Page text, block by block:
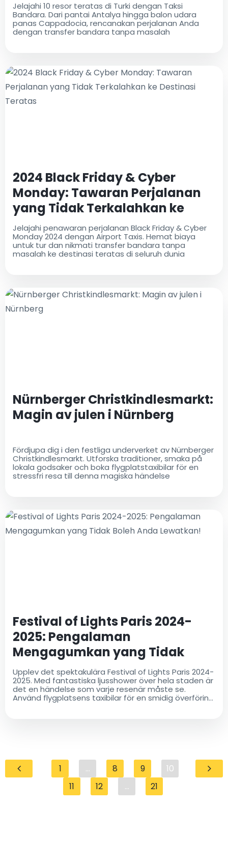
Jelajahi 10 resor teratas di Turki dengan Taksi
Bandara. Dari pantai Antalya hingga balon udara
panas Cappadocia, rencanakan perjalanan Anda
dengan transfer bandara tanpa masalah
2024 Black Friday & Cyber
Monday: Tawaran Perjalanan
yang Tidak Terkalahkan ke
Destinasi Teratas
Jelajahi penawaran perjalanan Black Friday & Cyber
Monday 2024 dengan Airport Taxis. Hemat biaya
untuk tur dan nikmati transfer bandara tanpa
masalah ke destinasi teratas di seluruh dunia
Nürnberger Christkindlesmarkt:
Magin av julen i Nürnberg
Fördjupa dig i den festliga underverket av Nürnberger
Christkindlesmarkt. Utforska traditioner, smaka på
lokala godsaker och boka flygplatstaxibilar för en
stressfri resa till denna magiska händelse
Festival of Lights Paris 2024-
2025: Pengalaman
Mengagumkan yang Tidak
Boleh Anda Lewatkan!
Upplev det spektakulära Festival of Lights Paris 2024-
2025. Med fantastiska ljusshower över hela staden är
det en händelse som varje resenär måste se.
Använd flygplatsens taxibilar för en smidig överföring
1 ... 8 9
10
11
12 ... 21